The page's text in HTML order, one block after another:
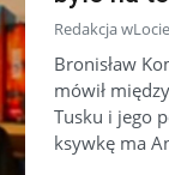
Redakcja
Bronisław
mówił
Tusku i jego
ksywkę ma